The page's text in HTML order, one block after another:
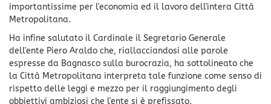
importantissime per l'economia ed il lavoro dell'intera Città
Metropolitana.
Ha infine salutato il Cardinale il Segretario Generale
dell'ente Piero Araldo che, riallacciandosi alle parole
espresse da Bagnasco sulla burocrazia, ha sottolineato che
la Città Metropolitana interpreta tale funzione come senso di
rispetto delle leggi e mezzo per il raggiungimento degli
obbiettivi ambiziosi che l'ente si è prefissato.